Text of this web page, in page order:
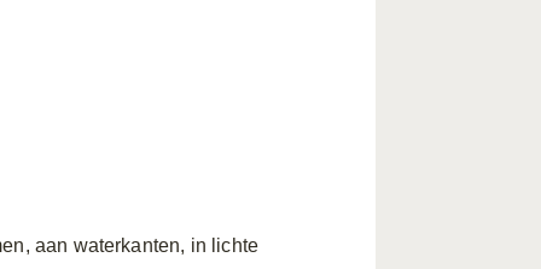
aan waterkanten, in lichte